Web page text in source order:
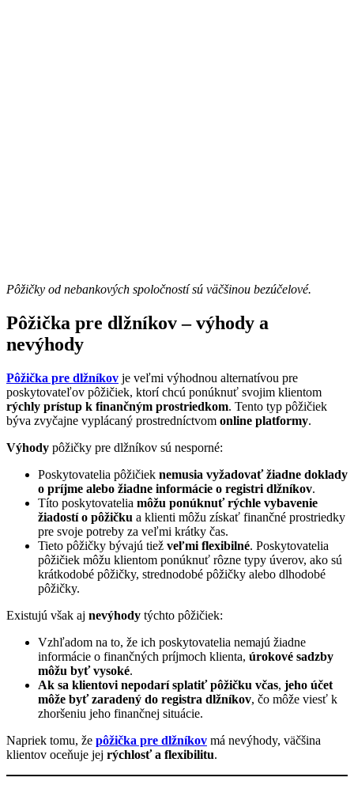
Pôžičky od nebankových spoločností sú väčšinou bezúčelové.
Pôžička pre dlžníkov – výhody a
nevýhody
Pôžička pre dlžníkov je veľmi výhodnou alternatívou pre
poskytovateľov pôžičiek, ktorí chcú ponúknuť svojim klientom
rýchly prístup k finančným prostriedkom. Tento typ pôžičiek
býva zvyčajne vyplácaný prostredníctvom online platformy.
Výhody pôžičky pre dlžníkov sú nesporné:
Poskytovatelia pôžičiek nemusia vyžadovať žiadne doklady
o príjme alebo žiadne informácie o registri dlžníkov.
Títo poskytovatelia môžu ponúknuť rýchle vybavenie
žiadostí o pôžičku a klienti môžu získať finančné prostriedky
pre svoje potreby za veľmi krátky čas.
Tieto pôžičky bývajú tiež veľmi flexibilné. Poskytovatelia
pôžičiek môžu klientom ponúknuť rôzne typy úverov, ako sú
krátkodobé pôžičky, strednodobé pôžičky alebo dlhodobé
pôžičky.
Existujú však aj nevýhody týchto pôžičiek:
Vzhľadom na to, že ich poskytovatelia nemajú žiadne
informácie o finančných príjmoch klienta, úrokové sadzby
môžu byť vysoké.
Ak sa klientovi nepodarí splatiť pôžičku včas, jeho účet
môže byť zaradený do registra dlžníkov, čo môže viesť k
zhoršeniu jeho finančnej situácie.
Napriek tomu, že pôžička pre dlžníkov má nevýhody, väčšina
klientov oceňuje jej rýchlosť a flexibilitu.